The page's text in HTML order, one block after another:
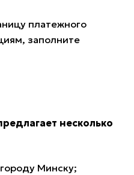
платежного
заполните
несколько
Минску;